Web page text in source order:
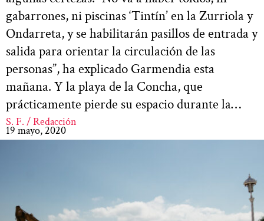
gabarrones, ni piscinas ‘Tintín’ en la Zurriola y
Ondarreta, y se habilitarán pasillos de entrada y
salida para orientar la circulación de las
personas”, ha explicado Garmendia esta
mañana. Y la playa de la Concha, que
prácticamente pierde su espacio durante la…
S. F. / Redacción
19 mayo, 2020